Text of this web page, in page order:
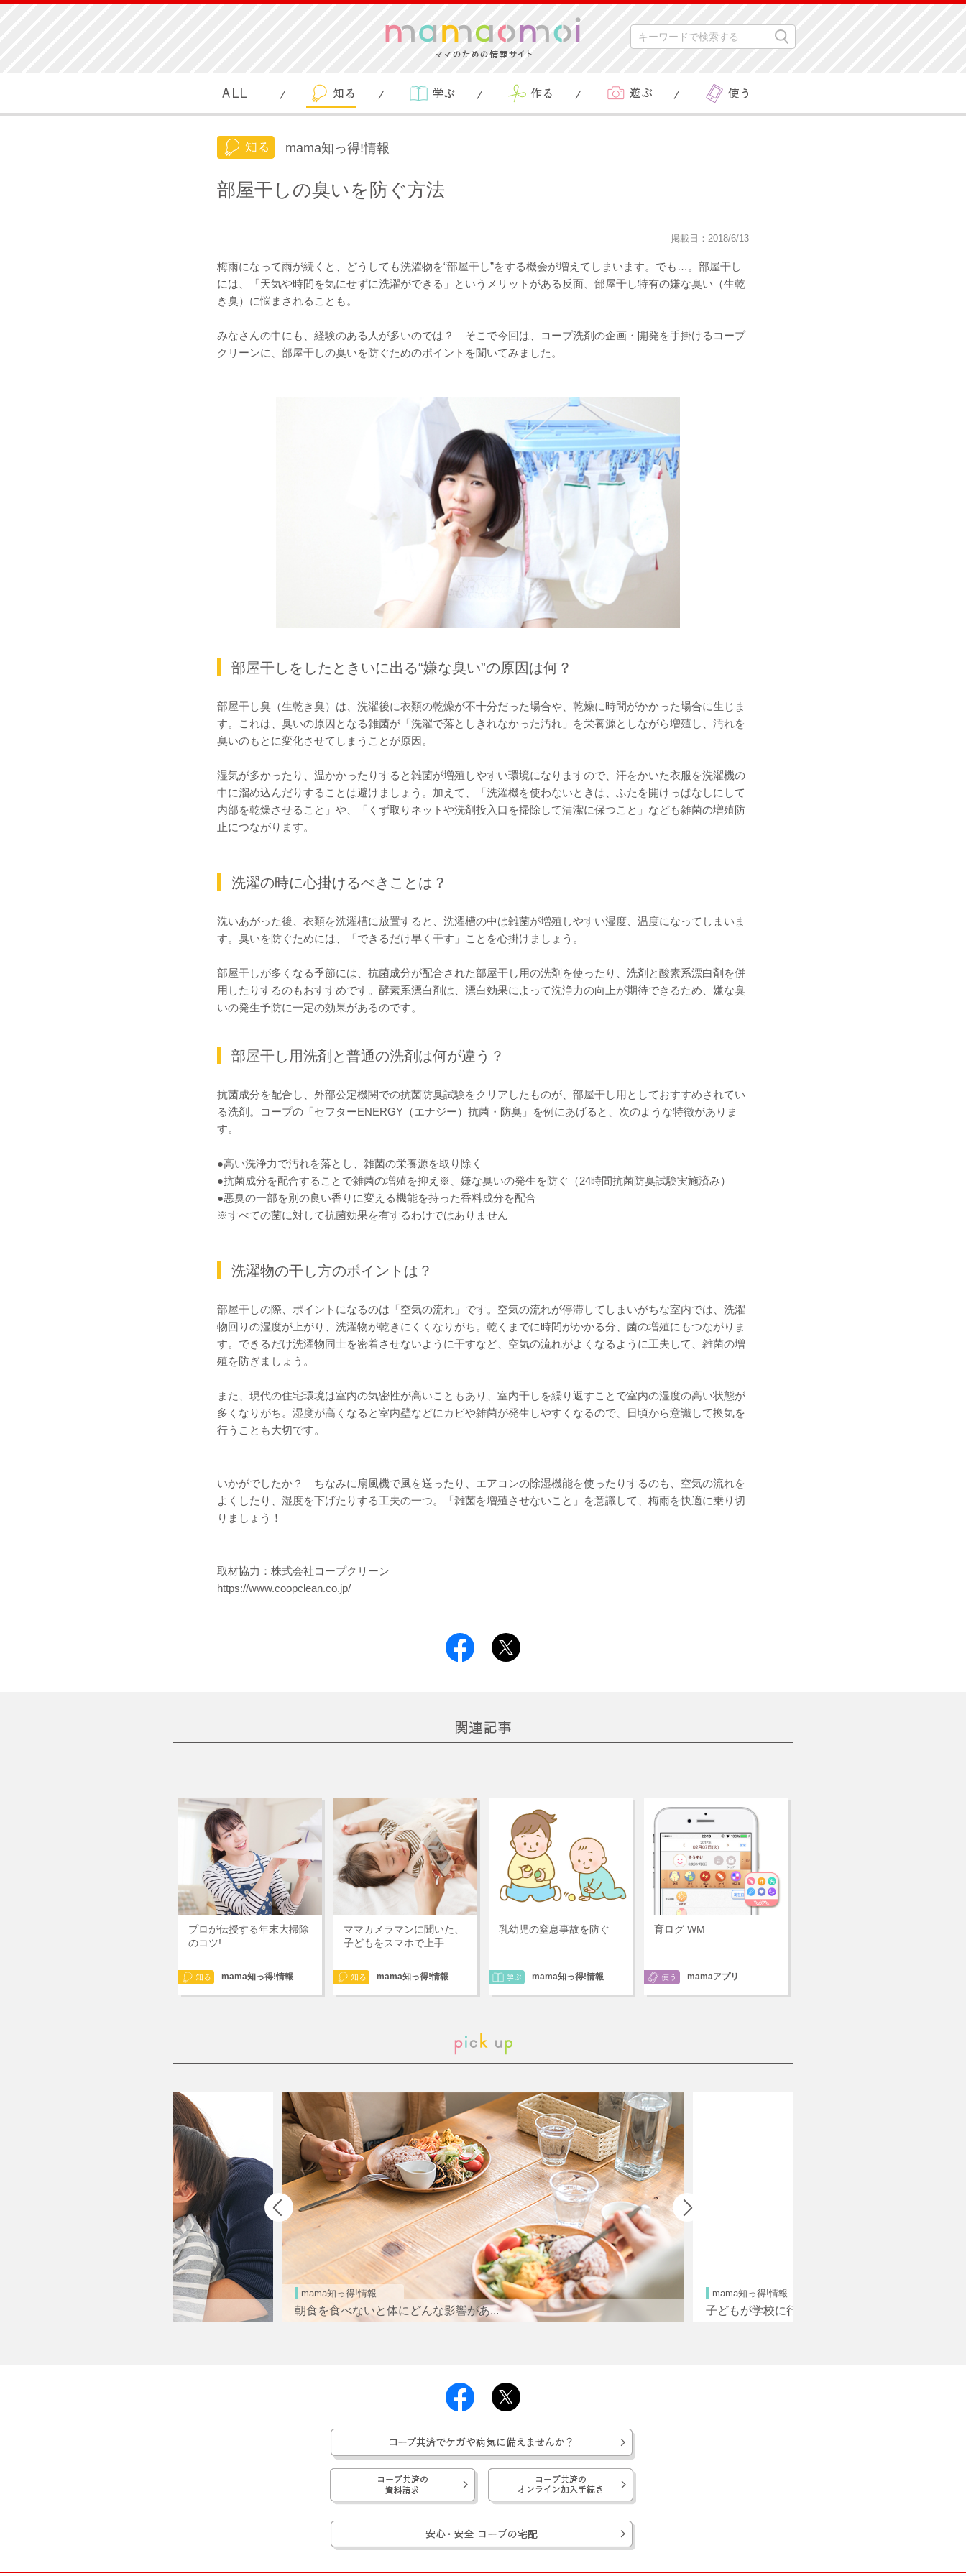
mama知っ得!情報
部屋干しの臭いを防ぐ方法
掲載日：2018/6/13
梅雨になって雨が続くと、どうしても洗濯物を“部屋干し”をする機会が増えてしまいます。でも…。部屋干し
には、「天気や時間を気にせずに洗濯ができる」というメリットがある反面、部屋干し特有の嫌な臭い（生乾
き臭）に悩まされることも。
みなさんの中にも、経験のある人が多いのでは？ そこで今回は、コープ洗剤の企画・開発を手掛けるコープ
クリーンに、部屋干しの臭いを防ぐためのポイントを聞いてみました。
部屋干しをしたときいに出る“嫌な臭い”の原因は何？
部屋干し臭（生乾き臭）は、洗濯後に衣類の乾燥が不十分だった場合や、乾燥に時間がかかった場合に生じま
す。これは、臭いの原因となる雑菌が「洗濯で落としきれなかった汚れ」を栄養源としながら増殖し、汚れを
臭いのもとに変化させてしまうことが原因。
湿気が多かったり、温かかったりすると雑菌が増殖しやすい環境になりますので、汗をかいた衣服を洗濯機の
中に溜め込んだりすることは避けましょう。加えて、「洗濯機を使わないときは、ふたを開けっぱなしにして
内部を乾燥させること」や、「くず取りネットや洗剤投入口を掃除して清潔に保つこと」なども雑菌の増殖防
止につながります。
洗濯の時に心掛けるべきことは？
洗いあがった後、衣類を洗濯槽に放置すると、洗濯槽の中は雑菌が増殖しやすい湿度、温度になってしまいま
す。臭いを防ぐためには、「できるだけ早く干す」ことを心掛けましょう。
部屋干しが多くなる季節には、抗菌成分が配合された部屋干し用の洗剤を使ったり、洗剤と酸素系漂白剤を併
用したりするのもおすすめです。酵素系漂白剤は、漂白効果によって洗浄力の向上が期待できるため、嫌な臭
いの発生予防に一定の効果があるのです。
部屋干し用洗剤と普通の洗剤は何が違う？
抗菌成分を配合し、外部公定機関での抗菌防臭試験をクリアしたものが、部屋干し用としておすすめされてい
る洗剤。コープの「セフターENERGY（エナジー）抗菌・防臭」を例にあげると、次のような特徴がありま
す。
●高い洗浄力で汚れを落とし、雑菌の栄養源を取り除く
●抗菌成分を配合することで雑菌の増殖を抑え※、嫌な臭いの発生を防ぐ（24時間抗菌防臭試験実施済み）
●悪臭の一部を別の良い香りに変える機能を持った香料成分を配合
※すべての菌に対して抗菌効果を有するわけではありません
洗濯物の干し方のポイントは？
部屋干しの際、ポイントになるのは「空気の流れ」です。空気の流れが停滞してしまいがちな室内では、洗濯
物回りの湿度が上がり、洗濯物が乾きにくくなりがち。乾くまでに時間がかかる分、菌の増殖にもつながりま
す。できるだけ洗濯物同士を密着させないように干すなど、空気の流れがよくなるように工夫して、雑菌の増
殖を防ぎましょう。
また、現代の住宅環境は室内の気密性が高いこともあり、室内干しを繰り返すことで室内の湿度の高い状態が
多くなりがち。湿度が高くなると室内壁などにカビや雑菌が発生しやすくなるので、日頃から意識して換気を
行うことも大切です。
いかがでしたか？ ちなみに扇風機で風を送ったり、エアコンの除湿機能を使ったりするのも、空気の流れを
よくしたり、湿度を下げたりする工夫の一つ。「雑菌を増殖させないこと」を意識して、梅雨を快適に乗り切
りましょう！
取材協力：株式会社コープクリーン
https://www.coopclean.co.jp/
プロが伝授する年末大掃除
のコツ!
mama知っ得!情報
ママカメラマンに聞いた、
子どもをスマホで上手...
mama知っ得!情報
乳幼児の窒息事故を防ぐ
mama知っ得!情報
育ログ WM
mamaアプリ
mama知っ得!情報
朝食を食べないと体にどんな影響があ...
mama知っ得!情報
子どもが学校に行けなくなってしまっ...